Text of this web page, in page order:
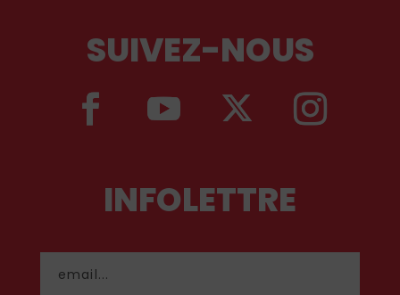
SUIVEZ-NOUS
INFOLETTRE